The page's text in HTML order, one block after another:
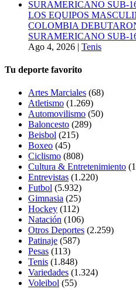
LOS EQUIPOS
COLOMBIA
SURAMERICANO SUB-
Ago 4, 2026 | Tenis
Tu deporte favorito
Artes Marciales (68)
Atletismo (1.269)
Automovilismo (50)
Baloncesto (289)
Beisbol (215)
Boxeo (45)
Ciclismo (808)
Cultura & Entretenimiento
Entrevistas (1.220)
Futbol (5.932)
Gimnasia (25)
Hockey (112)
Natación (106)
Otros Deportes (2.259)
Patinaje (587)
Pesas (113)
Tenis (1.848)
Variedades (1.324)
Voleibol (55)